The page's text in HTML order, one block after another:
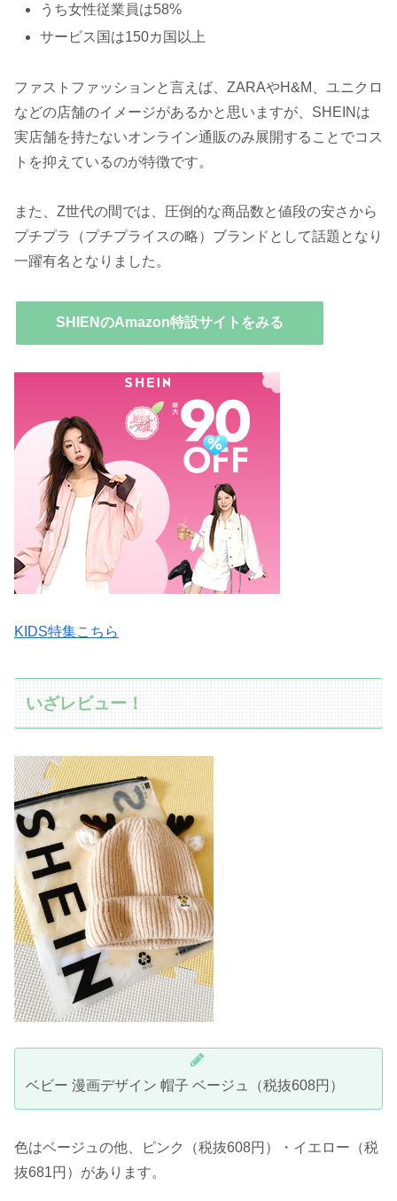
うち女性従業員は58%
サービス国は150カ国以上
ファストファッションと言えば、ZARAやH&M、ユニクロ
などの店舗のイメージがあるかと思いますが、SHEINは
実店舗を持たないオンライン通販のみ展開することでコス
トを抑えているのが特徴です。
また、Z世代の間では、圧倒的な商品数と値段の安さから
プチプラ（プチプライスの略）ブランドとして話題となり
一躍有名となりました。
SHIENのAmazon特設サイトをみる
KIDS特集こちら
いざレビュー！
ベビー 漫画デザイン 帽子 ベージュ（税抜608円）
色はベージュの他、ピンク（税抜608円）・イエロー（税
抜681円）があります。